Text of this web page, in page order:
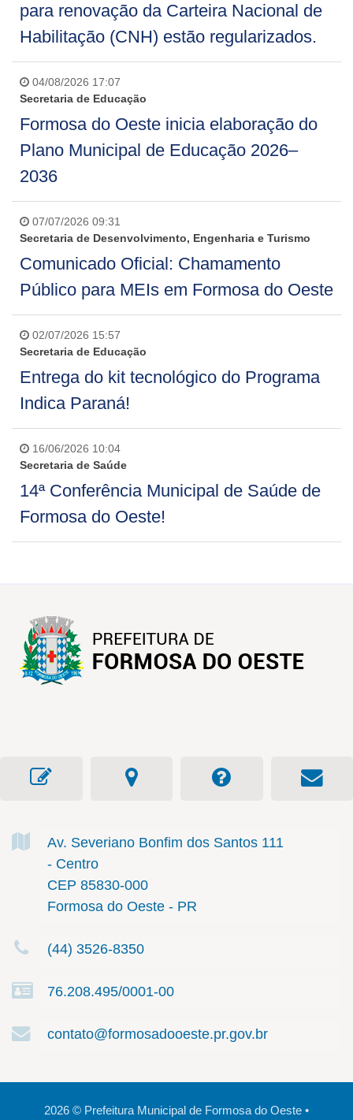
para renovação da Carteira Nacional de
Habilitação (CNH) estão regularizados.
04/08/2026 17:07
Secretaria de Educação
Formosa do Oeste inicia elaboração do
Plano Municipal de Educação 2026–
2036
07/07/2026 09:31
Secretaria de Desenvolvimento, Engenharia e Turismo
Comunicado Oficial: Chamamento
Público para MEIs em Formosa do Oeste
02/07/2026 15:57
Secretaria de Educação
Entrega do kit tecnológico do Programa
Indica Paraná!
16/06/2026 10:04
Secretaria de Saúde
14ª Conferência Municipal de Saúde de
Formosa do Oeste!
Av. Severiano Bonfim dos Santos 111
- Centro
CEP 85830-000
Formosa do Oeste - PR
(44) 3526-8350
76.208.495/0001-00
contato@formosadooeste.pr.gov.br
2026 © Prefeitura Municipal de Formosa do Oeste •